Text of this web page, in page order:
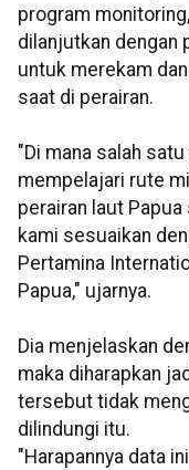
program
dilanjutkan dengan
untuk merekam
saat di perairan.
"Di mana salah
mempelajari rute
perairan laut
kami sesuaikan
Pertamina
Papua," ujarnya.
Dia menjelaskan
maka diharapkan
tersebut tidak
dilindungi itu.
"Harapannya data